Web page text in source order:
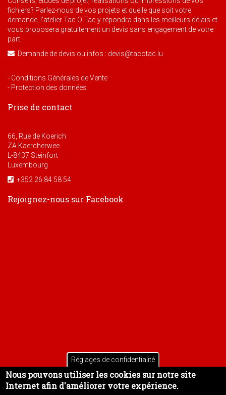
fichiers? Parlez-nous de vos projets et quelle que soit votre
demande, l'atelier Tac O Tac y répondra dans les meilleurs délais et
vous proposera gratuitement un devis sans engagement de votre
part.
Demande de devis ou infos : devis@tacotac.lu
- Conditions Générales de Vente
- Protection des données
Prise de contact
66, Rue de Koerich
ZA Kaercherwee
L-8437 Steinfort
Luxembourg
+352 26 84 58 54
Rejoignez-nous sur Facebook
Réglages de confidentialité
Nous pouvons utiliser les cookies sur notre site
Internet afin d'améliorer votre expérience.